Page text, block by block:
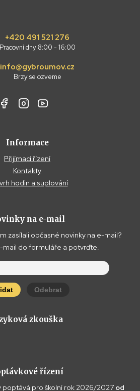
+420 491 521 276
Pracovní dny 8:00 - 16:00
info@gybroumov.cz
Brzy se ozveme
Informace
Přijímací řízení
Kontakty
hodin a suplování
na e-mail
zasílali občasné novinky na e-mail?
mail do formuláře a potvrďte.
Odebrat
zkouška
řízení
poptává pro školní rok 2026/2027 od